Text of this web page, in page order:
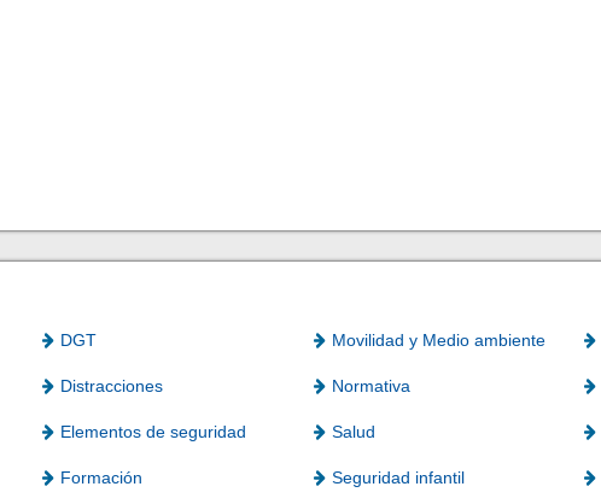
DGT Movilidad y Medio ambiente
Distracciones Normativa
Elementos de seguridad Salud
Formación Seguridad infantil